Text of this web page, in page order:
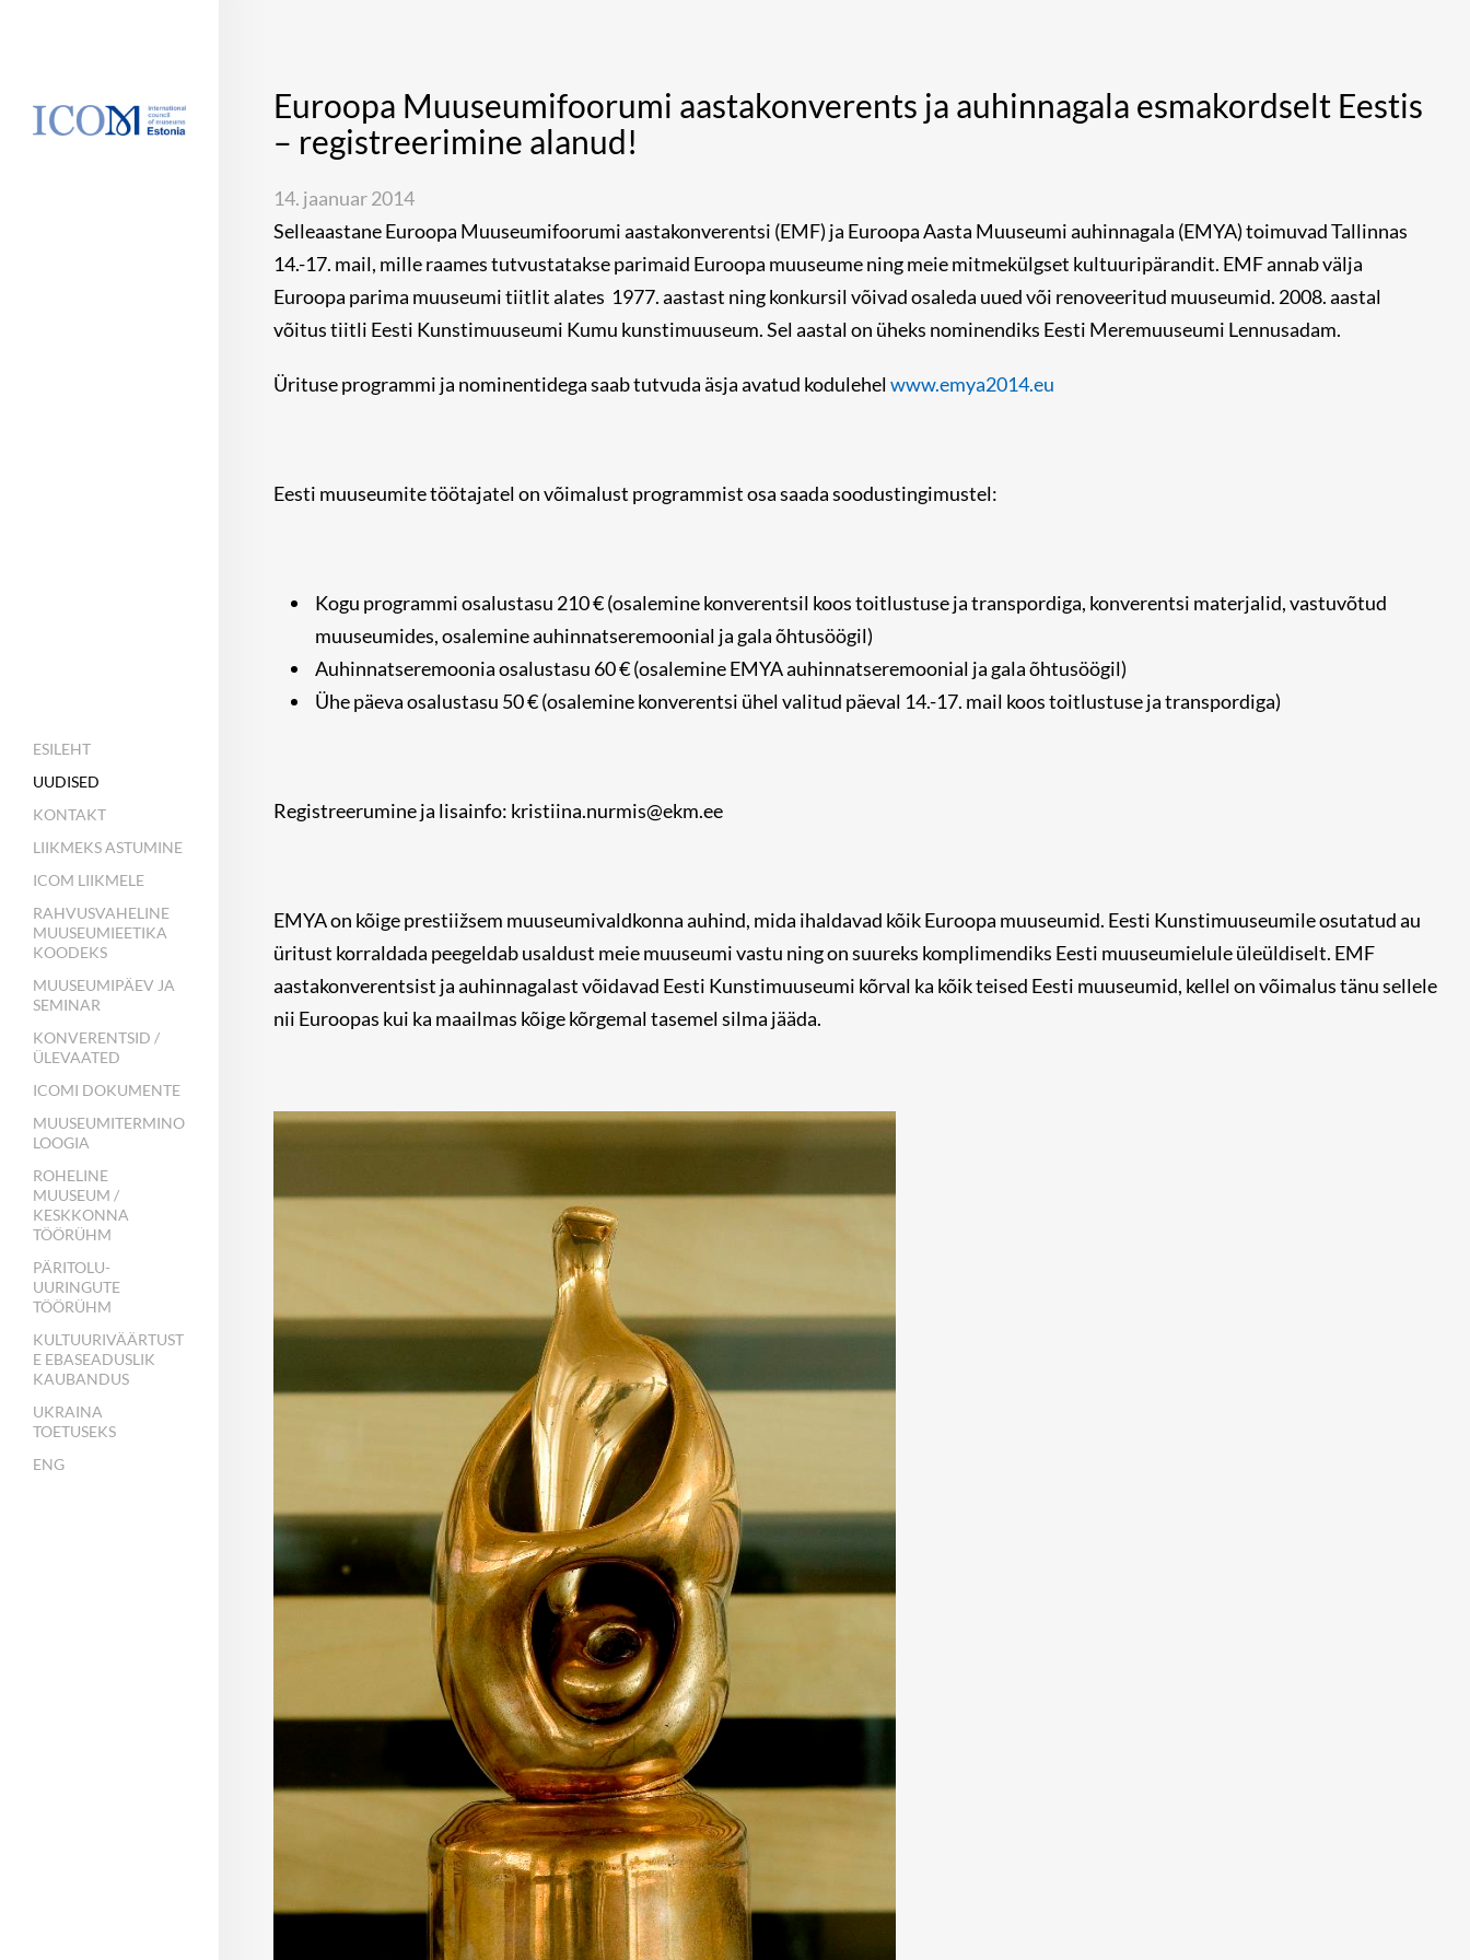
ESILEHT
UUDISED
KONTAKT
LIIKMEKS ASTUMINE
ICOM LIIKMELE
RAHVUSVAHELINE
MUUSEUMIEETIKA
KOODEKS
MUUSEUMIPÄEV JA
SEMINAR
KONVERENTSID /
ÜLEVAATED
ICOMI DOKUMENTE
MUUSEUMITERMINO
LOOGIA
ROHELINE
MUUSEUM /
KESKKONNA
TÖÖRÜHM
PÄRITOLU-
UURINGUTE
TÖÖRÜHM
KULTUURIVÄÄRTUST
E EBASEADUSLIK
KAUBANDUS
UKRAINA
TOETUSEKS
ENG
Euroopa Muuseumifoorumi aastakonverents ja auhinnagala esmakordselt Eestis
– registreerimine alanud!
14. jaanuar 2014
Selleaastane Euroopa Muuseumifoorumi aastakonverentsi (EMF) ja Euroopa Aasta Muuseumi auhinnagala (EMYA) toimuvad Tallinnas
14.-17. mail, mille raames tutvustatakse parimaid Euroopa muuseume ning meie mitmekülgset kultuuripärandit. EMF annab välja
Euroopa parima muuseumi tiitlit alates 1977. aastast ning konkursil võivad osaleda uued või renoveeritud muuseumid. 2008. aastal
võitus tiitli Eesti Kunstimuuseumi Kumu kunstimuuseum. Sel aastal on üheks nominendiks Eesti Meremuuseumi Lennusadam.
Ürituse programmi ja nominentidega saab tutvuda äsja avatud kodulehelwww.emya2014.eu
Eesti muuseumite töötajatel on võimalust programmist osa saada soodustingimustel:
Kogu programmi osalustasu 210 € (osalemine konverentsil koos toitlustuse ja transpordiga, konverentsi materjalid, vastuvõtud
muuseumides, osalemine auhinnatseremoonial ja gala õhtusöögil)
Auhinnatseremoonia osalustasu 60 € (osalemine EMYA auhinnatseremoonial ja gala õhtusöögil)
Ühe päeva osalustasu 50 € (osalemine konverentsi ühel valitud päeval 14.-17. mail koos toitlustuse ja transpordiga)
Registreerumine ja lisainfo: kristiina.nurmis@ekm.ee
EMYA on kõige prestiižsem muuseumivaldkonna auhind, mida ihaldavad kõik Euroopa muuseumid. Eesti Kunstimuuseumile osutatud au
üritust korraldada peegeldab usaldust meie muuseumi vastu ning on suureks komplimendiks Eesti muuseumielule üleüldiselt. EMF
aastakonverentsist ja auhinnagalast võidavad Eesti Kunstimuuseumi kõrval ka kõik teised Eesti muuseumid, kellel on võimalus tänu sellele
nii Euroopas kui ka maailmas kõige kõrgemal tasemel silma jääda.